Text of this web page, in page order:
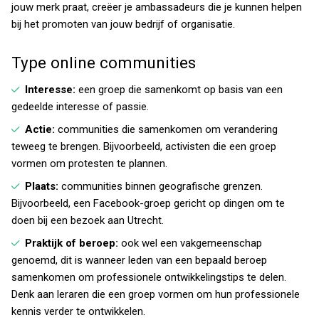
jouw merk praat, creëer je ambassadeurs die je kunnen helpen
bij het promoten van jouw bedrijf of organisatie.
Type online communities
Interesse: een groep die samenkomt op basis van een
gedeelde interesse of passie.
Actie: communities die samenkomen om verandering
teweeg te brengen. Bijvoorbeeld, activisten die een groep
vormen om protesten te plannen.
Plaats: communities binnen geografische grenzen.
Bijvoorbeeld, een Facebook-groep gericht op dingen om te
doen bij een bezoek aan Utrecht.
Praktijk of beroep: ook wel een vakgemeenschap
genoemd, dit is wanneer leden van een bepaald beroep
samenkomen om professionele ontwikkelingstips te delen.
Denk aan leraren die een groep vormen om hun professionele
kennis verder te ontwikkelen.